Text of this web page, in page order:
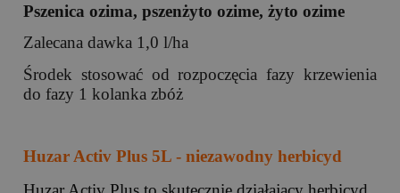
Pszenica ozima, pszenżyto ozime, żyto ozime
Zalecana dawka 1,0 l/ha
Środek stosować od rozpoczęcia fazy krzewienia
do fazy 1 kolanka zbóż
Huzar Activ Plus 5L - niezawodny herbicyd